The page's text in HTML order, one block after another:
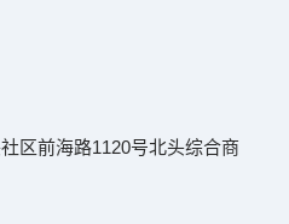
区前海路1120号北头综合商